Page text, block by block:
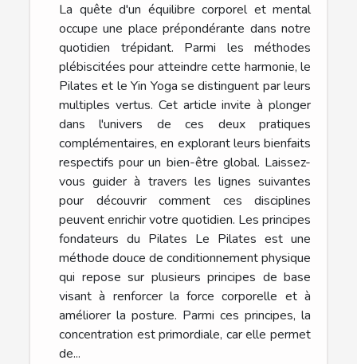
La quête d'un équilibre corporel et mental
occupe une place prépondérante dans notre
quotidien trépidant. Parmi les méthodes
plébiscitées pour atteindre cette harmonie, le
Pilates et le Yin Yoga se distinguent par leurs
multiples vertus. Cet article invite à plonger
dans l'univers de ces deux pratiques
complémentaires, en explorant leurs bienfaits
respectifs pour un bien-être global. Laissez-
vous guider à travers les lignes suivantes
pour découvrir comment ces disciplines
peuvent enrichir votre quotidien. Les principes
fondateurs du Pilates Le Pilates est une
méthode douce de conditionnement physique
qui repose sur plusieurs principes de base
visant à renforcer la force corporelle et à
améliorer la posture. Parmi ces principes, la
concentration est primordiale, car elle permet
de...